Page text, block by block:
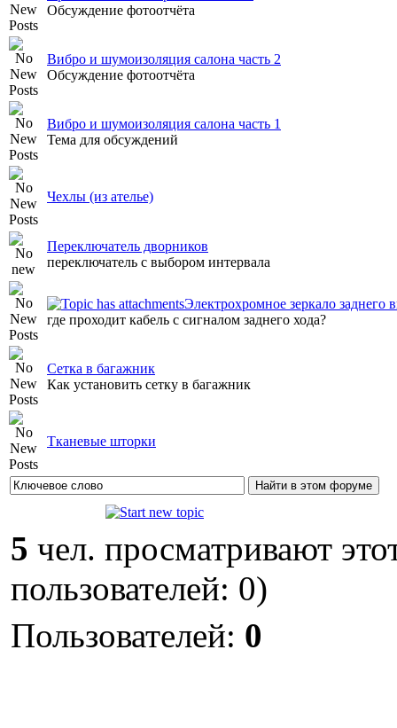
Обсуждение фотоотчёта
Вибро и шумоизоляция салона часть 2
Обсуждение фотоотчёта
Вибро и шумоизоляция салона часть 1
Тема для обсуждений
Чехлы (из ателье)
Переключатель дворников
переключатель с выбором интервала
Электрохромное зеркало заднего
где проходит кабель с сигналом заднего хода?
Сетка в багажник
Как установить сетку в багажник
Тканевые шторки
5 чел. просматривают
пользователей: 0)
Пользователей: 0